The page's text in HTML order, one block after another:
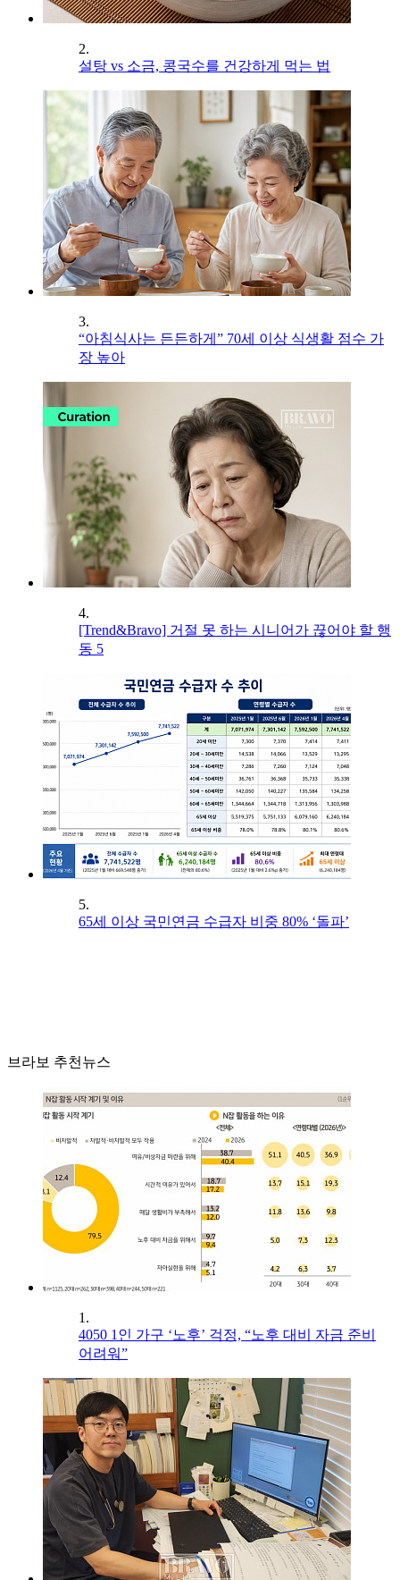
2.
설탕 vs 소금, 콩국수를 건강하게 먹는 법
3.
“아침식사는 든든하게” 70세 이상 식생활 점수 가
장 높아
4.
[Trend&Bravo] 거절 못 하는 시니어가 끊어야 할 행
동 5
5.
65세 이상 국민연금 수급자 비중 80% ‘돌파’
브라보 추천뉴스
1.
4050 1인 가구 ‘노후’ 걱정, “노후 대비 자금 준비
어려워”